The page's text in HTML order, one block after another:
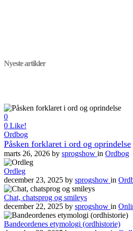
Nyeste artikler
0
0 Like!
Ordbog
Påsken forklaret i ord og oprindelse
marts 26, 2026 by sprogshow in Ordbog
Ordleg
december 23, 2025 by sprogshow in
Chat, chatsprog og smileys
december 22, 2025 by sprogshow in
Bandeordenes etymologi (ordhistorie)